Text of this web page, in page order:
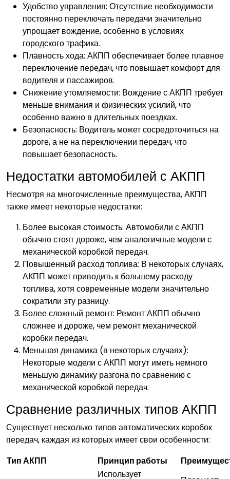
Удобство управления: Отсутствие необходимости
постоянно переключать передачи значительно
упрощает вождение, особенно в условиях
городского трафика.
Плавность хода: АКПП обеспечивает более плавное
переключение передач, что повышает комфорт для
водителя и пассажиров.
Снижение утомляемости: Вождение с АКПП требует
меньше внимания и физических усилий, что
особенно важно в длительных поездках.
Безопасность: Водитель может сосредоточиться на
дороге, а не на переключении передач, что
повышает безопасность.
Недостатки автомобилей с АКПП
Несмотря на многочисленные преимущества, АКПП
также имеет некоторые недостатки:
Более высокая стоимость: Автомобили с АКПП
обычно стоят дороже, чем аналогичные модели с
механической коробкой передач.
Повышенный расход топлива: В некоторых случаях,
АКПП может приводить к большему расходу
топлива, хотя современные модели значительно
сократили эту разницу.
Более сложный ремонт: Ремонт АКПП обычно
сложнее и дороже, чем ремонт механической
коробки передач.
Меньшая динамика (в некоторых случаях):
Некоторые модели с АКПП могут иметь немного
меньшую динамику разгона по сравнению с
механической коробкой передач.
Сравнение различных типов АКПП
Существует несколько типов автоматических коробок
передач, каждая из которых имеет свои особенности:
Тип АКПП
Принцип работы
Использует